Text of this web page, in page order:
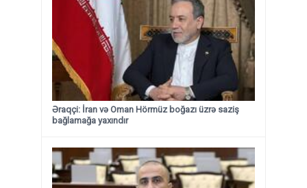
Əraqçi: İran və Oman Hörmüz boğazı üzrə saziş
bağlamağa yaxındır